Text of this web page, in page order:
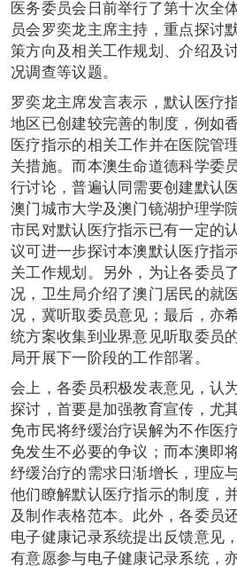
医务委员会日前举行了第十次全
员会罗奕龙主席主持，重点探讨
策方向及相关工作规划、介绍及
况调查等议题。
罗奕龙主席发言表示，默认医疗
地区已创建较完善的制度，例如
医疗指示的相关工作并在医院管
关措施。而本澳生命道德科学委
行讨论，普遍认同需要创建默认
澳门城市大学及澳门镜湖护理学
市民对默认医疗指示已有一定的
议可进一步探讨本澳默认医疗指
关工作规划。另外，为让各委员
况，卫生局介绍了澳门居民的就
况，冀听取委员意见；最后，亦
统方案收集到业界意见听取委员
局开展下一阶段的工作部署。
会上，各委员积极发表意见，认
探讨，首要是加强教育宣传，尤
免市民将纾缓治疗误解为不作医
免发生不必要的争议；而本澳即
纾缓治疗的需求日渐增长，理应
他们瞭解默认医疗指示的制度，
及制作表格范本。此外，各委员
电子健康记录系统提出反馈意见
有意愿参与电子健康记录系统，